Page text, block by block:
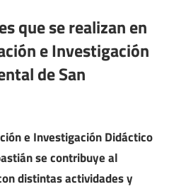
que se realizan en
e Investigación
de San
e Investigación Didáctico
se contribuye al
distintas actividades y